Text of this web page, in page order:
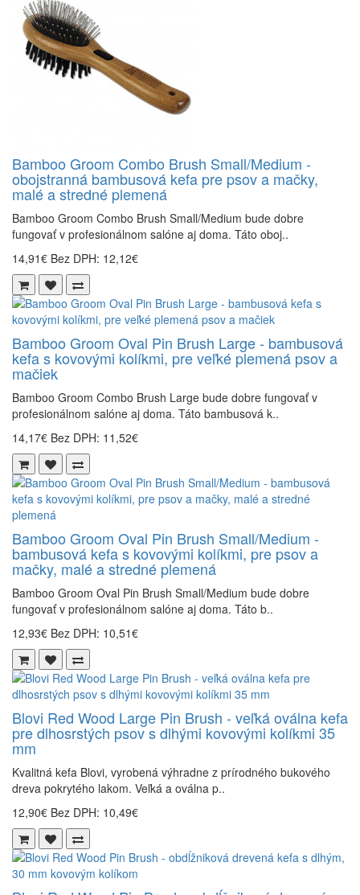
Bamboo Groom Combo Brush Small/Medium -
obojstranná bambusová kefa pre psov a mačky,
malé a stredné plemená
Bamboo Groom Combo Brush Small/Medium bude dobre
fungovať v profesionálnom salóne aj doma. Táto oboj..
14,91€ Bez DPH: 12,12€
Bamboo Groom Oval Pin Brush Large - bambusová
kefa s kovovými kolíkmi, pre veľké plemená psov a
mačiek
Bamboo Groom Combo Brush Large bude dobre fungovať v
profesionálnom salóne aj doma. Táto bambusová k..
14,17€ Bez DPH: 11,52€
Bamboo Groom Oval Pin Brush Small/Medium -
bambusová kefa s kovovými kolíkmi, pre psov a
mačky, malé a stredné plemená
Bamboo Groom Oval Pin Brush Small/Medium bude dobre
fungovať v profesionálnom salóne aj doma. Táto b..
12,93€ Bez DPH: 10,51€
Blovi Red Wood Large Pin Brush - veľká oválna kefa
pre dlhosrstých psov s dlhými kovovými kolíkmi 35
mm
Kvalitná kefa Blovi, vyrobená výhradne z prírodného bukového
dreva pokrytého lakom. Veľká a oválna p..
12,90€ Bez DPH: 10,49€